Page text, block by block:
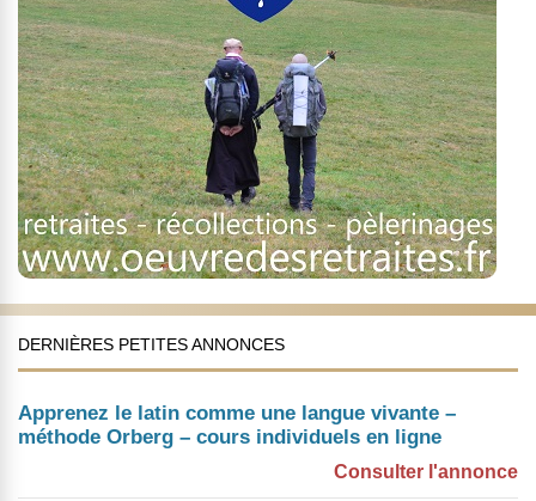
DERNIÈRES PETITES ANNONCES
Apprenez le latin comme une langue vivante –
méthode Orberg – cours individuels en ligne
Consulter l'annonce